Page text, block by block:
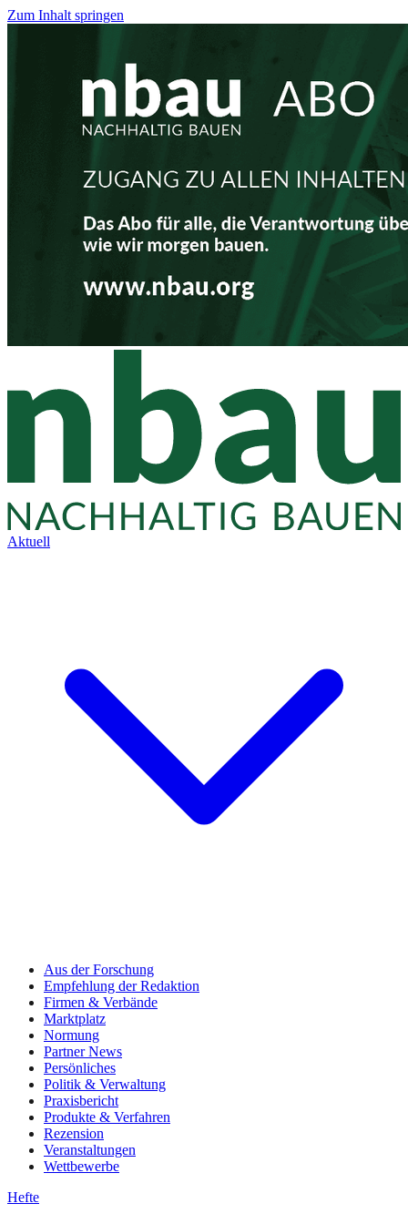
Zum Inhalt springen
Aktuell
Aus der Forschung
Empfehlung der Redaktion
Firmen & Verbände
Marktplatz
Normung
Partner News
Persönliches
Politik & Verwaltung
Praxisbericht
Produkte & Verfahren
Rezension
Veranstaltungen
Wettbewerbe
Hefte